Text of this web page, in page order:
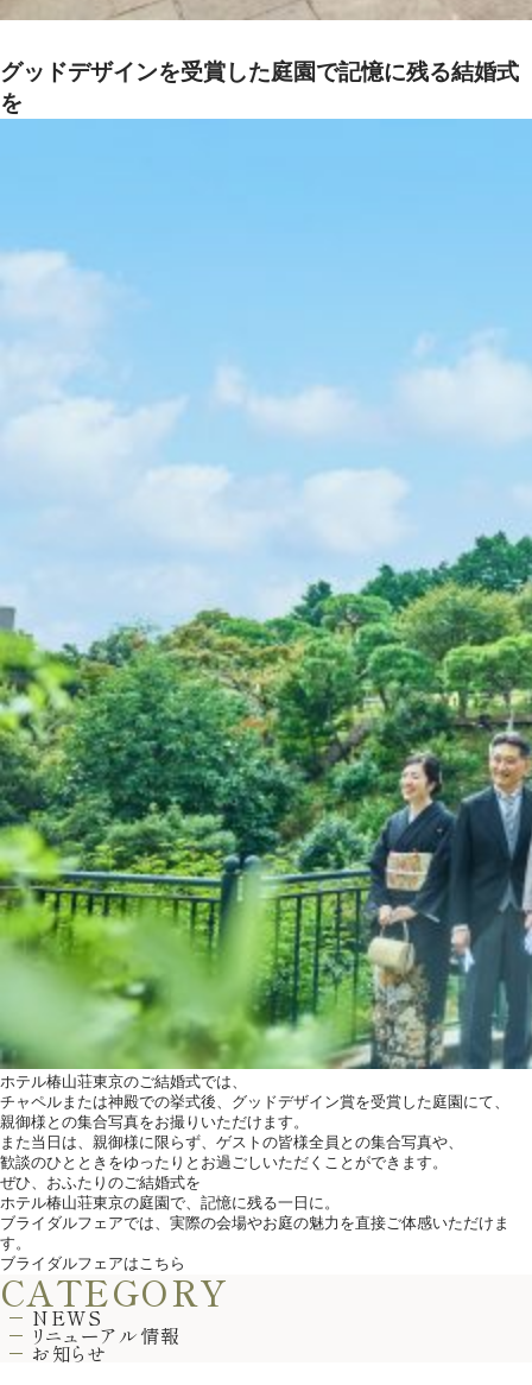
グッドデザインを受賞した庭園で記憶に残る結婚式
を
ホテル椿山荘東京のご結婚式では、
チャペルまたは神殿での挙式後、グッドデザイン賞を受賞した庭園にて、
親御様との集合写真をお撮りいただけます。
また当日は、親御様に限らず、ゲストの皆様全員との集合写真や、
歓談のひとときをゆったりとお過ごしいただくことができます。
ぜひ、おふたりのご結婚式を
ホテル椿山荘東京の庭園で、記憶に残る一日に。
ブライダルフェアでは、実際の会場やお庭の魅力を直接ご体感いただけま
す。
ブライダルフェアはこちら
CATEGORY
NEWS
リニューアル情報
お知らせ